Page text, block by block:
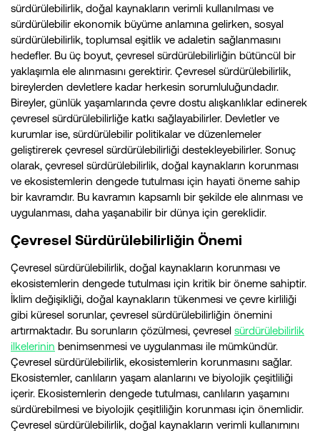
sürdürülebilirlik, doğal kaynakların verimli kullanılması ve
sürdürülebilir ekonomik büyüme anlamına gelirken, sosyal
sürdürülebilirlik, toplumsal eşitlik ve adaletin sağlanmasını
hedefler. Bu üç boyut, çevresel sürdürülebilirliğin bütüncül bir
yaklaşımla ele alınmasını gerektirir. Çevresel sürdürülebilirlik,
bireylerden devletlere kadar herkesin sorumluluğundadır.
Bireyler, günlük yaşamlarında çevre dostu alışkanlıklar edinerek
çevresel sürdürülebilirliğe katkı sağlayabilirler. Devletler ve
kurumlar ise, sürdürülebilir politikalar ve düzenlemeler
geliştirerek çevresel sürdürülebilirliği destekleyebilirler. Sonuç
olarak, çevresel sürdürülebilirlik, doğal kaynakların korunması
ve ekosistemlerin dengede tutulması için hayati öneme sahip
bir kavramdır. Bu kavramın kapsamlı bir şekilde ele alınması ve
uygulanması, daha yaşanabilir bir dünya için gereklidir.
Çevresel Sürdürülebilirliğin Önemi
Çevresel sürdürülebilirlik, doğal kaynakların korunması ve
ekosistemlerin dengede tutulması için kritik bir öneme sahiptir.
İklim değişikliği, doğal kaynakların tükenmesi ve çevre kirliliği
gibi küresel sorunlar, çevresel sürdürülebilirliğin önemini
artırmaktadır. Bu sorunların çözülmesi, çevresel sürdürülebilirlik
ilkelerinin benimsenmesi ve uygulanması ile mümkündür.
Çevresel sürdürülebilirlik, ekosistemlerin korunmasını sağlar.
Ekosistemler, canlıların yaşam alanlarını ve biyolojik çeşitliliği
içerir. Ekosistemlerin dengede tutulması, canlıların yaşamını
sürdürebilmesi ve biyolojik çeşitliliğin korunması için önemlidir.
Çevresel sürdürülebilirlik, doğal kaynakların verimli kullanımını